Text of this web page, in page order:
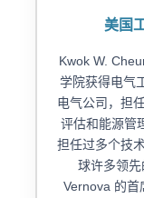
美国
Kwok W.
学院获得电气
电气公司，担
评估和能源管
担任过多个技
球许多领
Vernova 的首